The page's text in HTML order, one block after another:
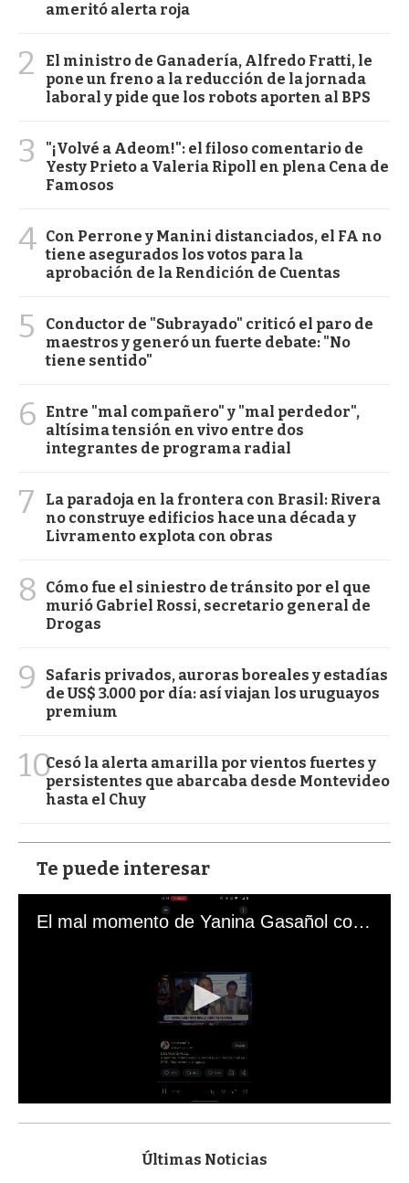
ameritó alerta roja
2
El ministro de Ganadería, Alfredo Fratti, le
pone un freno a la reducción de la jornada
laboral y pide que los robots aporten al BPS
3
"¡Volvé a Adeom!": el filoso comentario de
Yesty Prieto a Valeria Ripoll en plena Cena de
Famosos
4 Con Perrone y Manini distanciados, el FA no
tiene asegurados los votos para la
aprobación de la Rendición de Cuentas
5
Conductor de "Subrayado" criticó el paro de
maestros y generó un fuerte debate: "No
tiene sentido"
6
Entre "mal compañero" y "mal perdedor",
altísima tensión en vivo entre dos
integrantes de programa radial
7
La paradoja en la frontera con Brasil: Rivera
no construye edificios hace una década y
Livramento explota con obras
8
Cómo fue el siniestro de tránsito por el que
murió Gabriel Rossi, secretario general de
Drogas
9
Safaris privados, auroras boreales y estadías
de US$ 3.000 por día: así viajan los uruguayos
premium
10Cesó la alerta amarilla por vientos fuertes y
persistentes que abarcaba desde Montevideo
hasta el Chuy
Te puede interesar
El mal momento de Yanina Gasañol con un hincha argentino en "Subrayado"
s
Últimas Noticias